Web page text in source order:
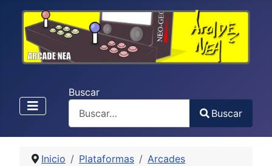
Buscar
Buscar
Inicio Plataformas
Arcades